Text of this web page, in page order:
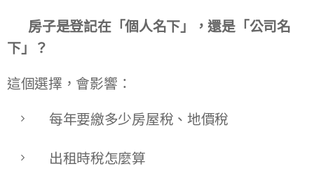
房子是登記在「個人名下」，還是「公司名
下」？
這個選擇，會影響：
每年要繳多少房屋稅、地價稅
出租時稅怎麼算